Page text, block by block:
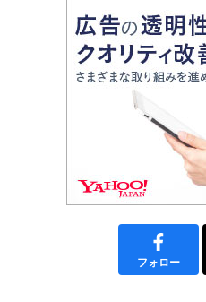
フォロー